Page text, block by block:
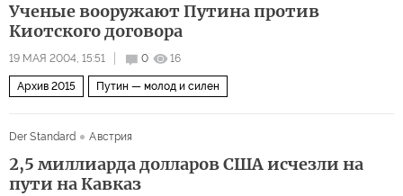
Ученые вооружают Путина против
Киотского договора
19 МАЯ 2004, 15:51 0 16
Архив 2015 Путин — молод и силен
Der Standard Австрия
2,5 миллиарда долларов США исчезли на
пути на Кавказ